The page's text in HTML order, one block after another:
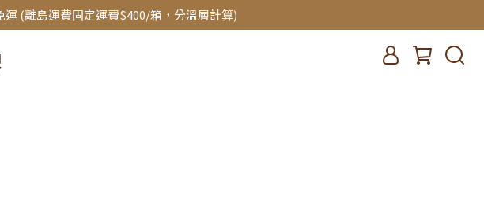
(離島運費固定運費$400/箱，分溫層計算)